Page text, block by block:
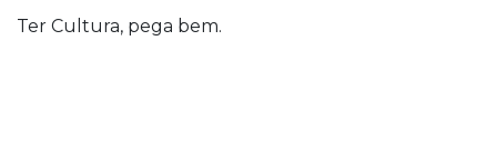
Ter Cultura, pega bem.